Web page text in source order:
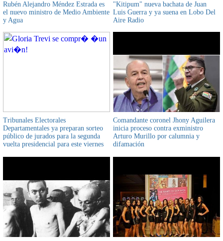
Rubén Alejandro Méndez Estrada es
el nuevo ministro de Medio Ambiente
y Agua
"Kitipum" nueva bachata de Juan
Luis Guerra y ya suena en Lobo Del
Aire Radio
Tribunales Electorales
Departamentales ya preparan sorteo
público de jurados para la segunda
vuelta presidencial para este viernes
Comandante coronel Jhony Aguilera
inicia proceso contra exministro
Arturo Murillo por calumnia y
difamación